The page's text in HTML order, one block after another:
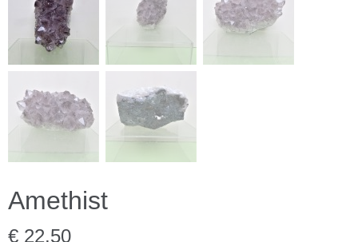
Amethist
€ 22,50